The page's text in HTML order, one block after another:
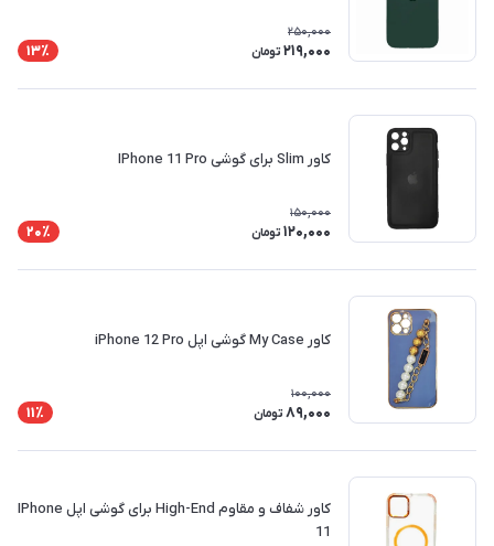
250,000
219,000 تومان 13٪
کاور Slim برای گوشی IPhone 11 Pro
150,000
120,000 تومان 20٪
کاور My Case گوشی اپل iPhone 12 Pro
100,000
89,000 تومان 11٪
کاور شفاف و مقاوم High-End برای گوشی اپل IPhone
11